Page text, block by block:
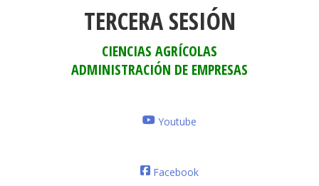
TERCERA SESIÓN
CIENCIAS AGRÍCOLAS
ADMINISTRACIÓN DE EMPRESAS
Youtube
Facebook